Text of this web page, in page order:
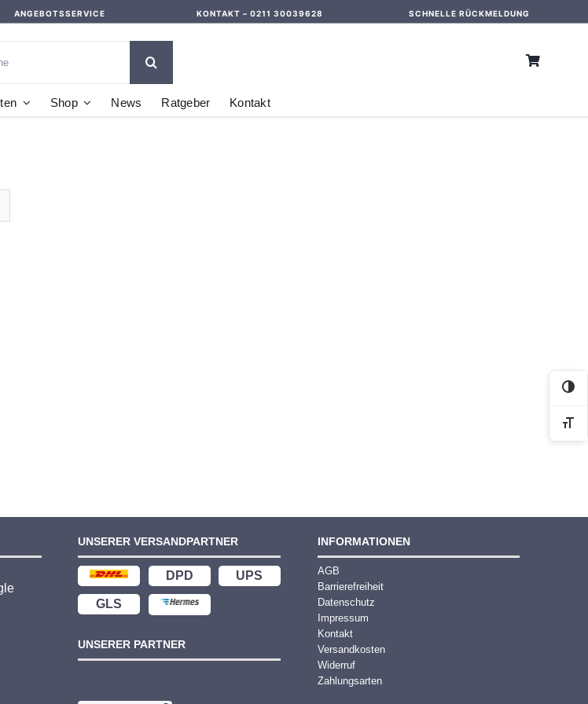
ANGEBOTSSERVICE KONTAKT – 0211 30039628 SCHNELLE RÜCKMELDUNG
Shop News Ratgeber Kontakt
UNSERER VERSANDPARTNER
DPD UPS
GLS
UNSERER PARTNER
INFORMATIONEN
AGB
Barrierefreiheit
Datenschutz
Impressum
Kontakt
Versandkosten
Widerruf
Zahlungsarten